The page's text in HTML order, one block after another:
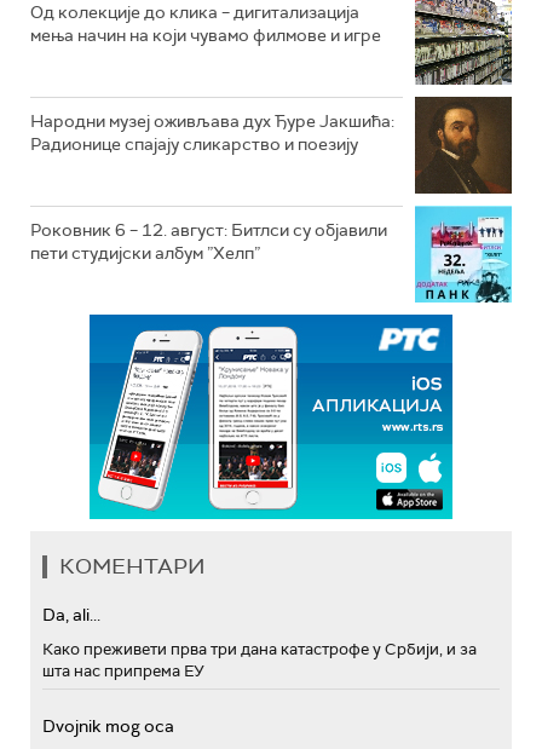
Од колекције до клика – дигитализација
мења начин на који чувамо филмове и игре
Народни музеј оживљава дух Ђуре Јакшића:
Радионице спајају сликарство и поезију
Роковник 6 – 12. август: Битлси су објавили
пети студијски албум ”Хелп”
КОМЕНТАРИ
Da, ali...
Како преживети прва три дана катастрофе у Србији, и за
шта нас припрема ЕУ
Dvojnik mog oca